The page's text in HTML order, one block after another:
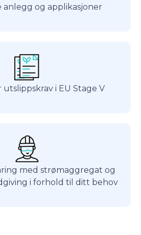
anlegg og applikasjoner
i EU Stage V
med strømaggregat og
i forhold til ditt behov